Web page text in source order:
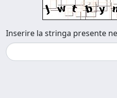
Inserire la stringa presente